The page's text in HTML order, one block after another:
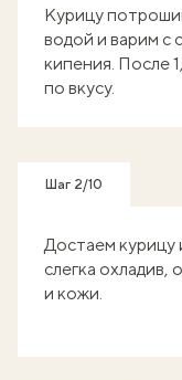
Курицу
водой и варим с
кипения. После
по вкусу.
Шаг 2/10
Достаем курицу
слегка охладив,
и кожи.